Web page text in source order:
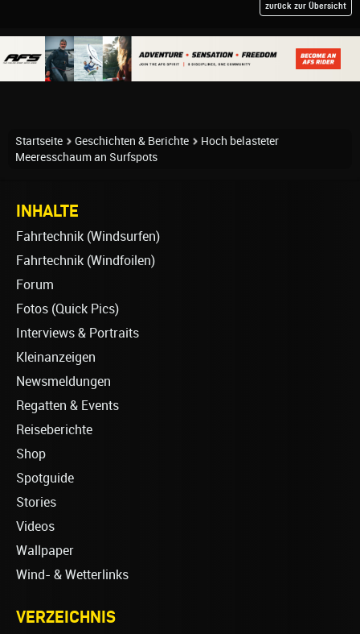
zurück zur Übersicht
Startseite Geschichten & Berichte
Hoch belasteter
Meeresschaum an Surfspots
INHALTE
Fahrtechnik (Windsurfen)
Fahrtechnik (Windfoilen)
Forum
Fotos (Quick Pics)
Interviews & Portraits
Kleinanzeigen
Newsmeldungen
Regatten & Events
Reiseberichte
Shop
Spotguide
Stories
Videos
Wallpaper
Wind- & Wetterlinks
VERZEICHNIS